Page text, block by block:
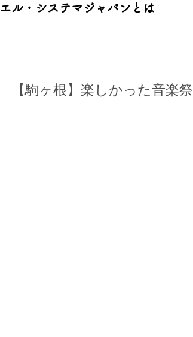
エル・システマジャパンとは
【駒ヶ根】楽しかった音楽祭